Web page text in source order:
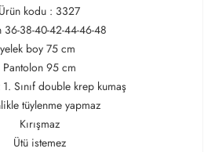
Ürün kodu : 3327
36-38-40-42-44-46-48
yelek boy 75 cm
Pantolon 95 cm
1. Sınıf double krep kumaş
tüylenme yapmaz
Kırışmaz
Ütü istemez